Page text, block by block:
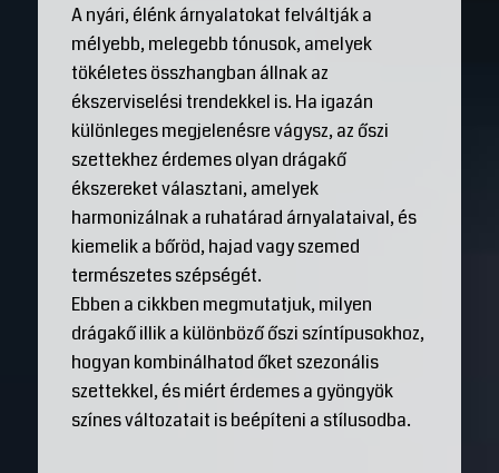
A nyári, élénk árnyalatokat felváltják a
mélyebb, melegebb tónusok, amelyek
tökéletes összhangban állnak az
ékszerviselési trendekkel is. Ha igazán
különleges megjelenésre vágysz, az őszi
szettekhez érdemes olyan drágakő
ékszereket választani, amelyek
harmonizálnak a ruhatárad árnyalataival, és
kiemelik a bőröd, hajad vagy szemed
természetes szépségét.
Ebben a cikkben megmutatjuk, milyen
drágakő illik a különböző őszi színtípusokhoz,
hogyan kombinálhatod őket szezonális
szettekkel, és miért érdemes a gyöngyök
színes változatait is beépíteni a stílusodba.